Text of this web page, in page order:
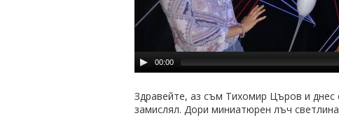
00:00
Здравейте, аз съм Тихомир Църов и днес
замислял. Дори миниатюрен лъч